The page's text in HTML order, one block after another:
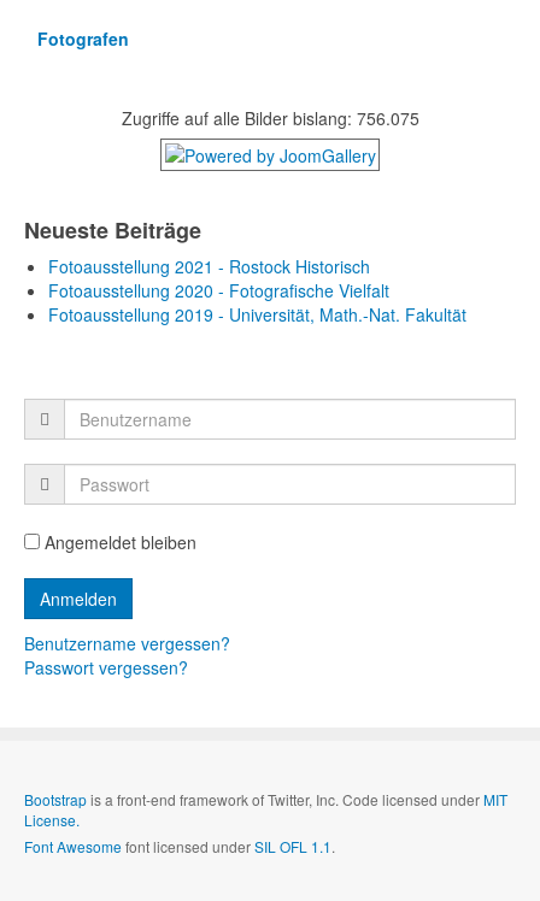
Fotografen
Zugriffe auf alle Bilder bislang: 756.075
Neueste Beiträge
Fotoausstellung 2021 - Rostock Historisch
Fotoausstellung 2020 - Fotografische Vielfalt
Fotoausstellung 2019 - Universität, Math.-Nat. Fakultät
Angemeldet bleiben
Benutzername vergessen?
Passwort vergessen?
Bootstrapis a front-end framework of Twitter, Inc. Code licensed underMIT
License.
Font Awesomefont licensed underSIL OFL 1.1.